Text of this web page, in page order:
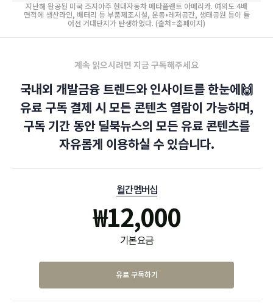
지난해 완공된 미국 조지아주 현대자동차 메타플랜트 아메리카. 여의도 4배
면적에 생산라인, 배터리 등 부품제조시설, 운동•레저공간, 생태공원 등이 들
어선 거대단지가 탄생하였다. (출처=홈페이지)
계속 읽으시려면 지금 구독해주세요
국내외 개발금융 트렌드와 인사이트를 한눈에🙌
유료 구독 결제 시 모든 콘텐츠 열람이 가능하며,
구독 기간 동안 딜북뉴스의 모든 유료 콘텐츠를
자유롭게 이용하실 수 있습니다.
월간 멤버십
₩12,000
기본 요금
유료 구독하기